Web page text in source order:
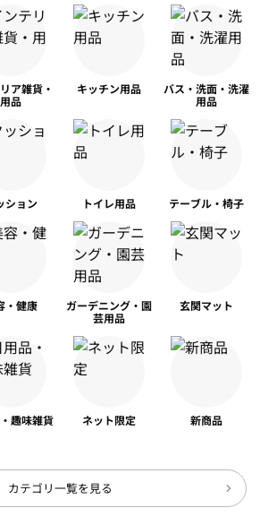
ア雑貨・
用品
キッチン用品
バス・洗面・洗濯
用品
ション トイレ用品 テーブル・椅子
・健康
ガーデニング・園
芸用品
玄関マット
趣味雑貨 ネット限定 新商品
カテゴリ一覧を見る